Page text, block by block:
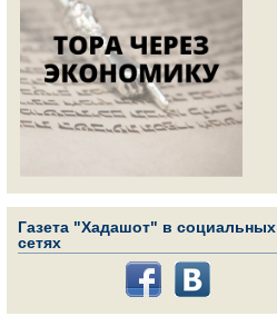
Газета "Хадашот" в социальных
сетях